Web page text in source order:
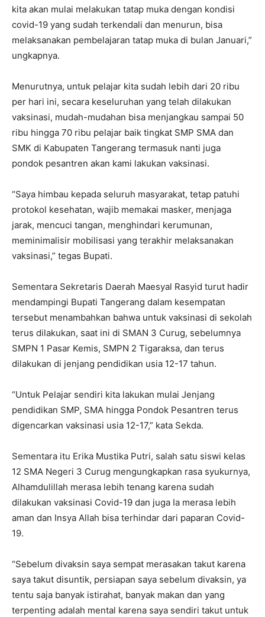
kita akan mulai melakukan tatap muka dengan kondisi
covid-19 yang sudah terkendali dan menurun, bisa
melaksanakan pembelajaran tatap muka di bulan Januari,”
ungkapnya.
Menurutnya, untuk pelajar kita sudah lebih dari 20 ribu
per hari ini, secara keseluruhan yang telah dilakukan
vaksinasi, mudah-mudahan bisa menjangkau sampai 50
ribu hingga 70 ribu pelajar baik tingkat SMP SMA dan
SMK di Kabupaten Tangerang termasuk nanti juga
pondok pesantren akan kami lakukan vaksinasi.
“Saya himbau kepada seluruh masyarakat, tetap patuhi
protokol kesehatan, wajib memakai masker, menjaga
jarak, mencuci tangan, menghindari kerumunan,
meminimalisir mobilisasi yang terakhir melaksanakan
vaksinasi,” tegas Bupati.
Sementara Sekretaris Daerah Maesyal Rasyid turut hadir
mendampingi Bupati Tangerang dalam kesempatan
tersebut menambahkan bahwa untuk vaksinasi di sekolah
terus dilakukan, saat ini di SMAN 3 Curug, sebelumnya
SMPN 1 Pasar Kemis, SMPN 2 Tigaraksa, dan terus
dilakukan di jenjang pendidikan usia 12-17 tahun.
“Untuk Pelajar sendiri kita lakukan mulai Jenjang
pendidikan SMP, SMA hingga Pondok Pesantren terus
digencarkan vaksinasi usia 12-17,” kata Sekda.
Sementara itu Erika Mustika Putri, salah satu siswi kelas
12 SMA Negeri 3 Curug mengungkapkan rasa syukurnya,
Alhamdulillah merasa lebih tenang karena sudah
dilakukan vaksinasi Covid-19 dan juga Ia merasa lebih
aman dan Insya Allah bisa terhindar dari paparan Covid-
19.
“Sebelum divaksin saya sempat merasakan takut karena
saya takut disuntik, persiapan saya sebelum divaksin, ya
tentu saja banyak istirahat, banyak makan dan yang
terpenting adalah mental karena saya sendiri takut untuk